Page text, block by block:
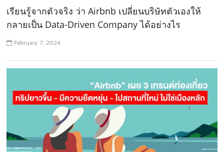
เรียนรู้จากตัวจริง ว่า Airbnb เปลี่ยนบริษัทตัวเองให้
กลายเป็น Data-Driven Company ได้อย่างไร
February 7, 2024